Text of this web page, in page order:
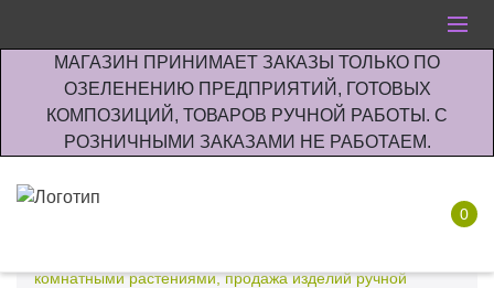
МАГАЗИН ПРИНИМАЕТ ЗАКАЗЫ ТОЛЬКО ПО
ОЗЕЛЕНЕНИЮ ПРЕДПРИЯТИЙ, ГОТОВЫХ
КОМПОЗИЦИЙ, ТОВАРОВ РУЧНОЙ РАБОТЫ. С
РОЗНИЧНЫМИ ЗАКАЗАМИ НЕ РАБОТАЕМ.
0
комнатными растениями, продажа изделий ручной